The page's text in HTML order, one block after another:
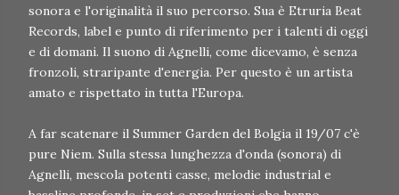
sonora e l'originalità il suo percorso. Sua è Etruria Beat
Records, label e punto di riferimento per i talenti di oggi
e di domani. Il suono di Agnelli, come dicevamo, è senza
fronzoli, straripante d'energia. Per questo è un artista
amato e rispettato in tutta l'Europa.
A far scatenare il Summer Garden del Bolgia il 19/07 c'è
pure Niem. Sulla stessa lunghezza d'onda (sonora) di
Agnelli, mescola potenti casse, melodie industrial e